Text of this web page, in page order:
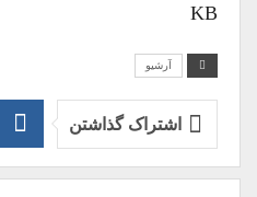
KB
آرشیو
اشتراک گذاشتن